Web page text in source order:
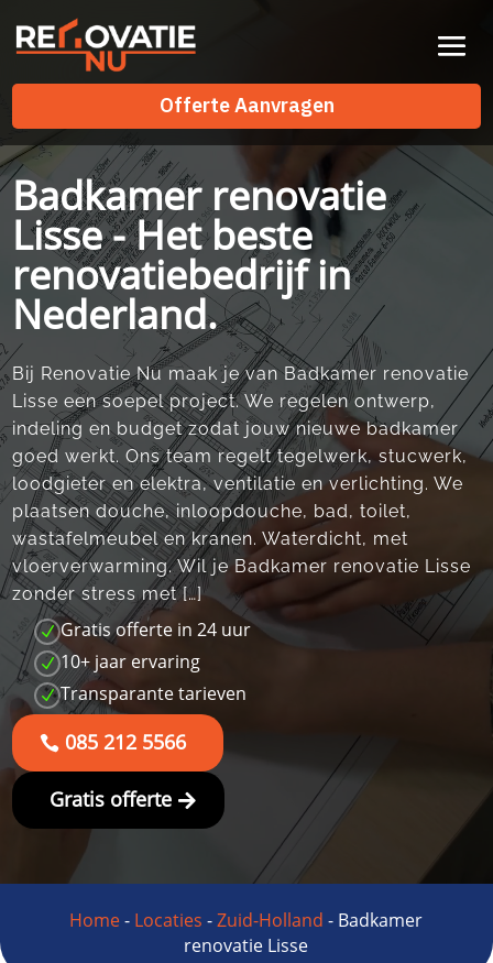
Offerte Aanvragen
Offerte Aanvragen
Badkamer renovatie
Lisse - Het beste
renovatiebedrijf in
Nederland.
Bij Renovatie Nu maak je van Badkamer renovatie
Lisse een soepel project.​ We regelen ontwerp,
indeling en budget zodat jouw nieuwe badkamer
goed werkt.​ Ons team regelt tegelwerk, stucwerk,
loodgieter en elektra, ventilatie en verlichting.​ We
plaatsen douche, inloopdouche, bad, toilet,
wastafelmeubel en kranen.​ Waterdicht, met
vloerverwarming.​ Wil je Badkamer renovatie Lisse
zonder stress met […]
N Gratis offerte in 24 uur
N 10+ jaar ervaring
N Transparante tarieven
085 212 5566
Gratis offerte
Home- Locaties -Zuid-Holland - Badkamer
renovatie Lisse